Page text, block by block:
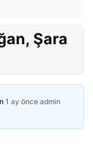
Şara
1 ay önce admin